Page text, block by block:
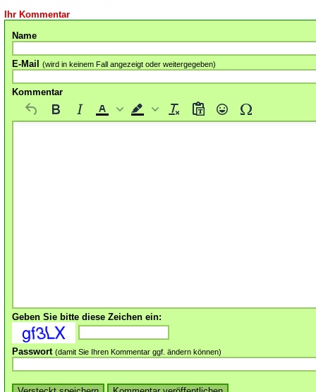
Ihr Kommentar
Name
E-Mail (wird in keinem Fall angezeigt oder weitergegeben)
Kommentar
Geben Sie bitte diese Zeichen ein:
Passwort (damit Sie Ihren Kommentar ggf. ändern können)